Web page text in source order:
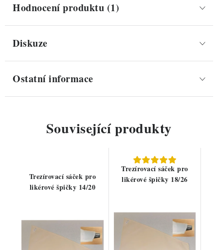
Hodnocení produktu (1)
Diskuze
Ostatní informace
Související produkty
Trezírovací sáček pro
likérové špičky 14/20
Trezírovací sáček pro
likérové špičky 18/26